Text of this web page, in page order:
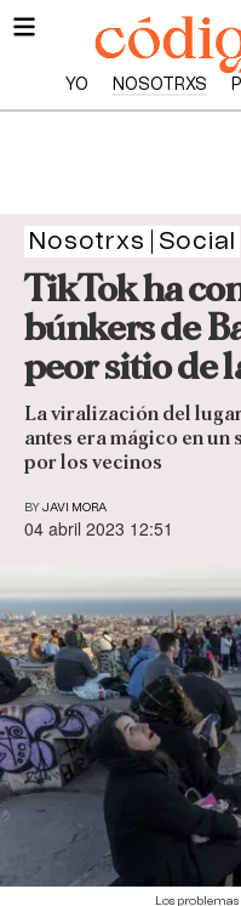
YO NOSOTRXS
Nosotrxs Social
TikTok ha
búnkers de
peor sitio de
La viralización del
antes era mágico en
por los vecinos
BY JAVI MORA
04 abril 2023 12:51
Los